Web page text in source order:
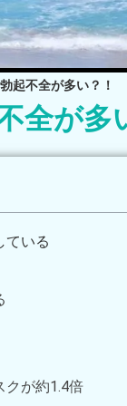
起不全が多い？！
全が多
ている
クが約1.4倍